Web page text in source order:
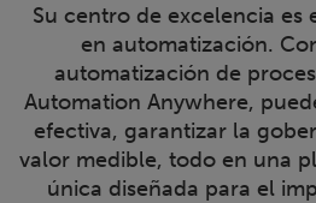
Su centro de excelencia es
en automatización.
automatización de
Automation Anywhere,
efectiva, garantizar la
valor medible, todo en una
única diseñada para el